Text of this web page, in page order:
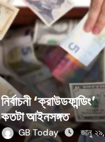
নির্বাচনী ‘ক্রাউডফান্ডিং’
কতটা আইনসঙ্গত
GB Today
জানু ২৯,